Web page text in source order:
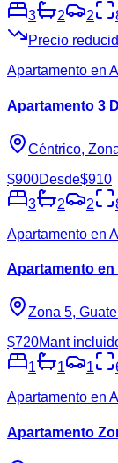
3
2 2
Precio
Apartamento en
Apartamento 3
Céntrico,
$900Desde$910
3
2 2
Apartamento en
Apartamento en
Zona 5,
$720Mant
1
1 1
Apartamento en
Apartamento